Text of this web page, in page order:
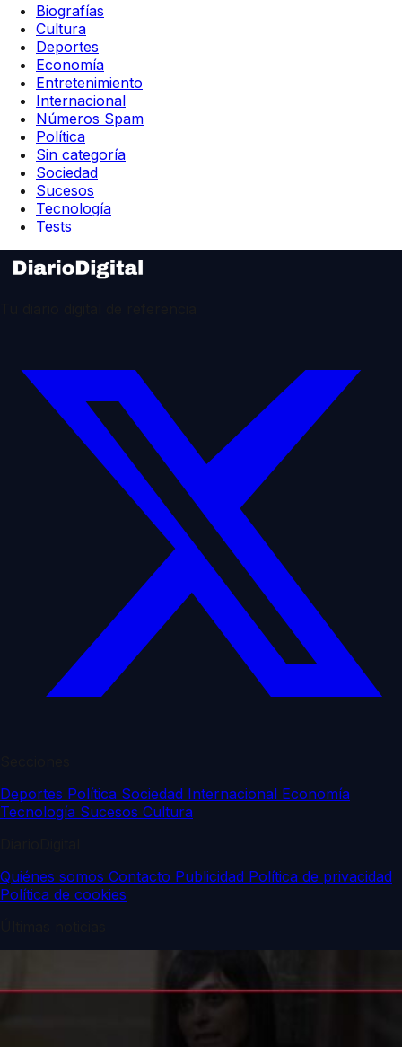
Biografías
Cultura
Deportes
Economía
Entretenimiento
Internacional
Números Spam
Política
Sin categoría
Sociedad
Sucesos
Tecnología
Tests
Deportes Política Sociedad Internacional Economía
Tecnología Sucesos Cultura
Quiénes somos Contacto Publicidad Política de privacidad
Política de cookies